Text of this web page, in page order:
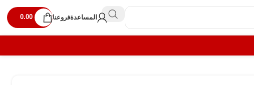
المساعدةفروعنا 0.00